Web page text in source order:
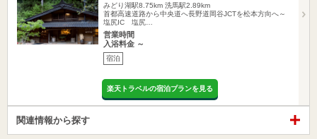
みどり湖駅8.75km 洗馬駅2.89km
首都高速道路から中央道へ長野道岡谷JCTを松本方向へ～
塩尻IC 塩尻…
営業時間
入浴料金 ～
宿泊
楽天トラベルの宿泊プランを見る
関連情報から探す